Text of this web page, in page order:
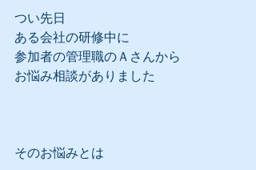
つい先日
ある会社の研修中に
参加者の管理職のＡさんから
お悩み相談がありました
そのお悩みとは